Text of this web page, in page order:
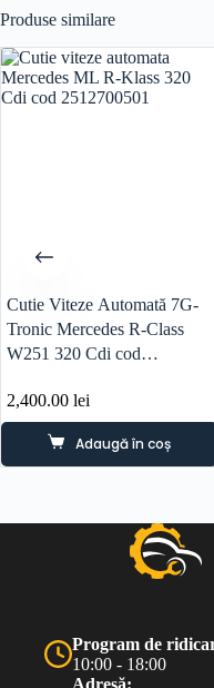
Produse similare
Cutie Viteze Automată 7G-
Tronic Mercedes R-Class
W251 320 Cdi cod
2,400.00 lei
Adaugă în coș
Program de
10:00 - 18:00
Adresă: